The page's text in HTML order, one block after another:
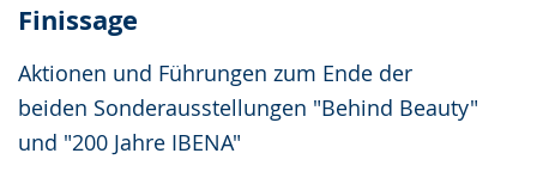
Finissage
Aktionen und Führungen zum Ende der
beiden Sonderausstellungen "Behind Beauty"
und "200 Jahre IBENA"